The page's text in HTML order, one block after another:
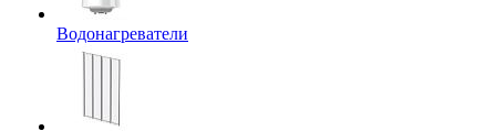
Водонагреватели